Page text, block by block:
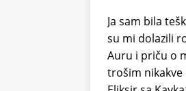
Ja sam bila
su mi dolazili
Auru i priču o
trošim nikakve